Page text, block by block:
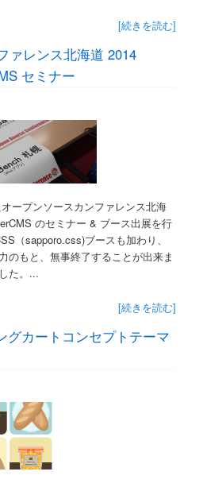
[続きを読む]
ァレンス北海道 2014
セミナー
ープンソースカンファレンス北海
のセミナー & ブース出展を行
（sapporo.css)ブースも加わり、
のもと、無事終了することが出来ま
た。...
[続きを読む]
グカートコンセプトテーマ